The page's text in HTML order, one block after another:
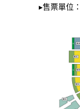
▸售票單位：